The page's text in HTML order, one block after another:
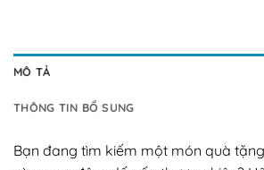
MÔ TẢ
THÔNG TIN BỔ SUNG
Bạn đang tìm kiếm một món quà